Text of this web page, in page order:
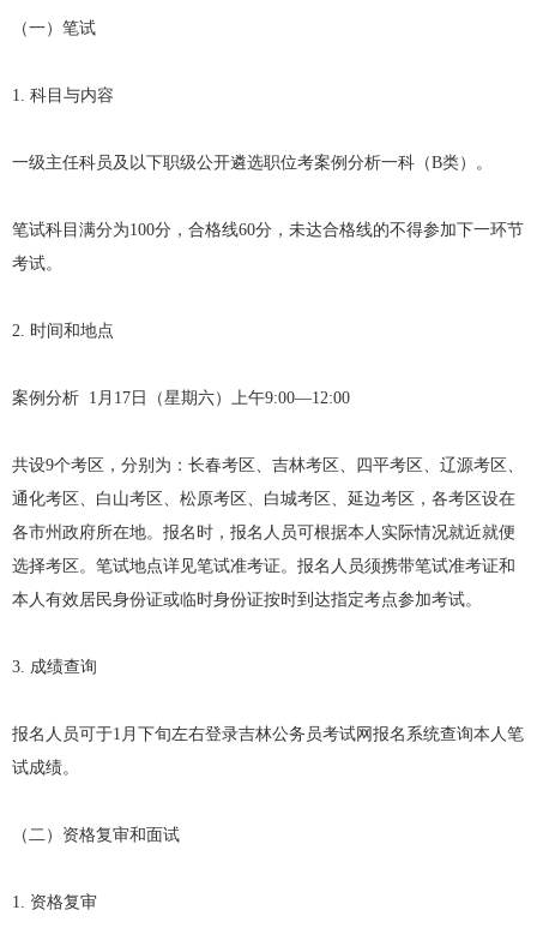
（一）笔试
1. 科目与内容
一级主任科员及以下职级公开遴选职位考案例分析一科（B类）。
笔试科目满分为100分，合格线60分，未达合格线的不得参加下一环节
考试。
2. 时间和地点
案例分析 1月17日（星期六）上午9:00—12:00
共设9个考区，分别为：长春考区、吉林考区、四平考区、辽源考区、
通化考区、白山考区、松原考区、白城考区、延边考区，各考区设在
各市州政府所在地。报名时，报名人员可根据本人实际情况就近就便
选择考区。笔试地点详见笔试准考证。报名人员须携带笔试准考证和
本人有效居民身份证或临时身份证按时到达指定考点参加考试。
3. 成绩查询
报名人员可于1月下旬左右登录吉林公务员考试网报名系统查询本人笔
试成绩。
（二）资格复审和面试
1. 资格复审